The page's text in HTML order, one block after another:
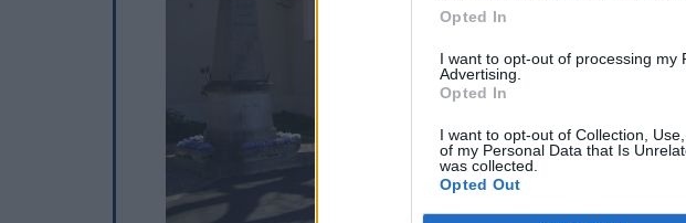
Opted In
I want to opt-out of processing my
Advertising.
Opted In
I want to opt-out of Collection,
of my Personal Data that Is
was collected.
Opted Out